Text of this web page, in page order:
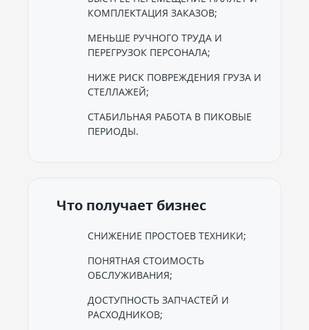
КОМПЛЕКТАЦИЯ ЗАКАЗОВ;
МЕНЬШЕ РУЧНОГО ТРУДА И
ПЕРЕГРУЗОК ПЕРСОНАЛА;
НИЖЕ РИСК ПОВРЕЖДЕНИЯ ГРУЗА И
СТЕЛЛАЖЕЙ;
СТАБИЛЬНАЯ РАБОТА В ПИКОВЫЕ
ПЕРИОДЫ.
Что получает бизнес
СНИЖЕНИЕ ПРОСТОЕВ ТЕХНИКИ;
ПОНЯТНАЯ СТОИМОСТЬ
ОБСЛУЖИВАНИЯ;
ДОСТУПНОСТЬ ЗАПЧАСТЕЙ И
РАСХОДНИКОВ;